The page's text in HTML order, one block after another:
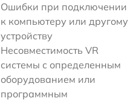
Ошибки при подключении
к компьютеру или другому
устройству
Несовместимость VR
системы с определенным
оборудованием или
программным